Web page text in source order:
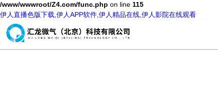
/www/wwwroot/Z4.com/func.php on line 115
伊人直播色版下载,伊人APP软件,伊人精品在线,伊人影院在线观看